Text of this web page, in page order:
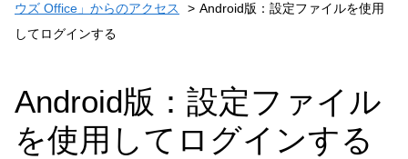
ウズ Office」からのアクセス
Android版：設定ファイルを使用
してログインする
Android版：設定ファイル
を使用してログインする